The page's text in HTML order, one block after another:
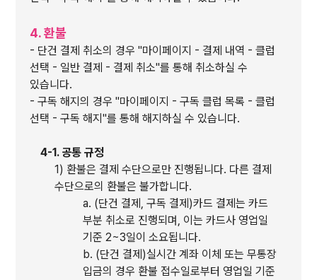
4. 환불
- 단건 결제 취소의 경우 "마이페이지 - 결제 내역 - 클럽
선택 - 일반 결제 - 결제 취소"를 통해 취소하실 수
있습니다.
- 구독 해지의 경우 "마이페이지 - 구독 클럽 목록 - 클럽
선택 - 구독 해지"를 통해 해지하실 수 있습니다.
4-1. 공통 규정
1) 환불은 결제 수단으로만 진행됩니다. 다른 결제
수단으로의 환불은 불가합니다.
a. (단건 결제, 구독 결제)카드 결제는 카드
부분 취소로 진행되며, 이는 카드사 영업일
기준 2~3일이 소요됩니다.
b. (단건 결제)실시간 계좌 이체 또는 무통장
입금의 경우 환불 접수일로부터 영업일 기준